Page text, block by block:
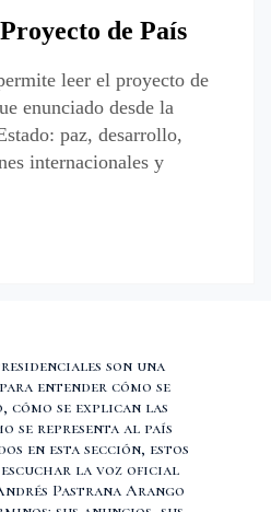
de País
leer el proyecto de
enunciado desde la
paz, desarrollo,
internacionales y
son una
entender cómo se
cómo se explican las
se representa al país
en esta sección, estos
la voz oficial
Pastrana Arango